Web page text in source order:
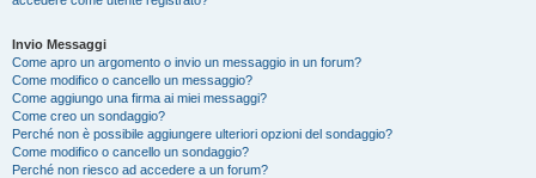
Invio Messaggi
Come apro un argomento o invio un messaggio in un forum?
Come modifico o cancello un messaggio?
Come aggiungo una firma ai miei messaggi?
Come creo un sondaggio?
Perché non è possibile aggiungere ulteriori opzioni del sondaggio?
Come modifico o cancello un sondaggio?
Perché non riesco ad accedere a un forum?